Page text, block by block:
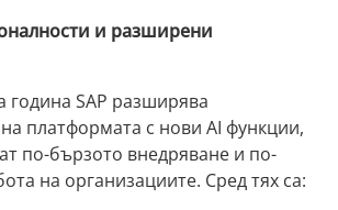
и разширени
година SAP разширява
платформата с нови AI функции,
по-бързото внедряване и по-
на организациите. Сред тях са: